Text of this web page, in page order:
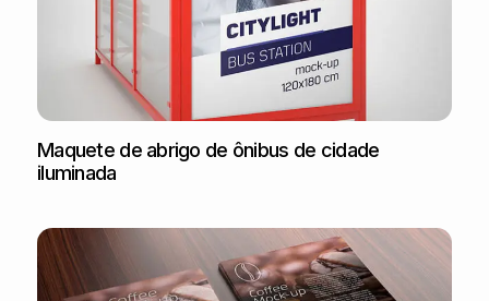
Maquete de abrigo de ônibus de cidade
iluminada